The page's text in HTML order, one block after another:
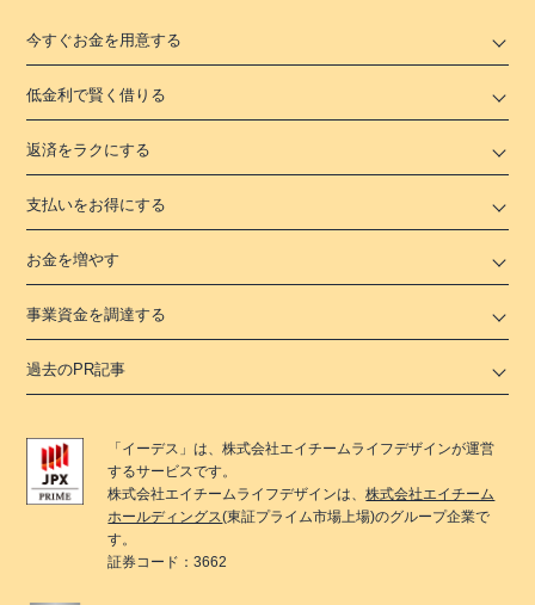
今すぐお金を用意する
低金利で賢く借りる
返済をラクにする
支払いをお得にする
お金を増やす
事業資金を調達する
過去のPR記事
「 イーデス 」は、株式会社エイチームライフデザインが運営
するサービスです。
株式会社エイチームライフデザインは、株式会社エイチーム
ホールディングス(東証プライム市場上場)のグループ企業で
す。
証券コード：3662